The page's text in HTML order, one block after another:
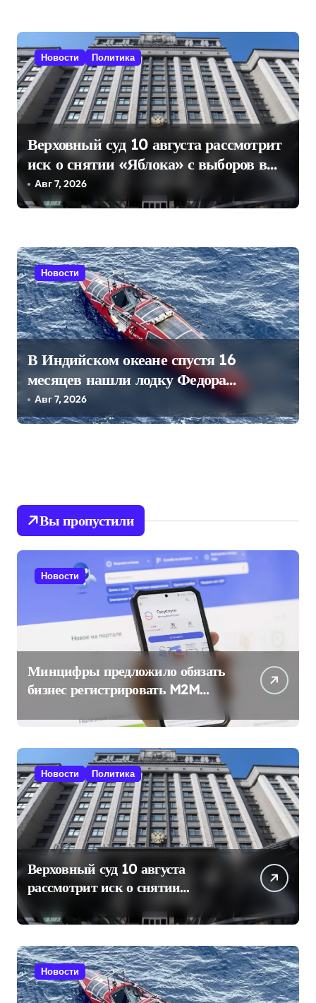
и
с
я
м
Новости Политика
Верховный суд 10 августа рассмотрит
иск о снятии «Яблока» с выборов в
Госдуму
Авг 7, 2026
Новости
В Индийском океане спустя 16
месяцев нашли лодку Федора
Конюхова
Авг 7, 2026
Вы пропустили
Новости
Минцифры предложило обязать
бизнес регистрировать M2M
SIM-карты через «Госуслуги»
Новости Политика
Верховный суд 10 августа
рассмотрит иск о снятии
«Яблока» с выборов в Госдуму
Новости